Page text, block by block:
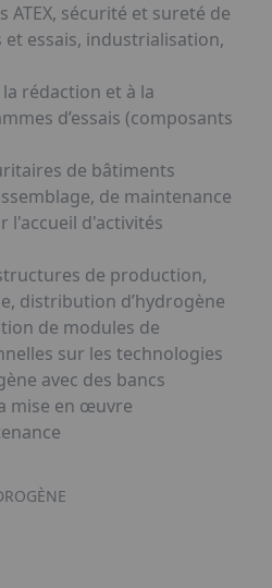
sécurité et sureté de
essais, industrialisation,
rédaction et à la
d’essais (composants
de bâtiments
de maintenance
l'accueil d'activités
de production,
distribution d’hydrogène
de modules de
sur les technologies
avec des bancs
mise en œuvre